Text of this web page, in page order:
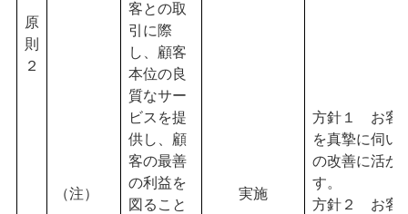
原
則
２
（注）
客との取
引に際
し、顧客
本位の良
質なサー
ビスを提
供し、顧
客の最善
の利益を
図ること
実施
方針１ お客
を真摯に伺い
の改善に活か
す。
方針２ お客